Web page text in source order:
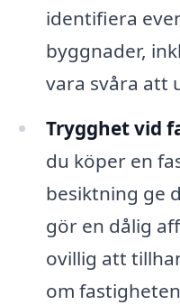
identifiera
byggnader,
vara svåra att
Trygghet vid
du köper en
besiktning ge
gör en dålig
ovillig att
om